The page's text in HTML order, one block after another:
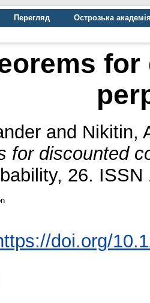
Перегляд
Острозька
and Nikitin,
for discounted
26. ISSN
doi.org/